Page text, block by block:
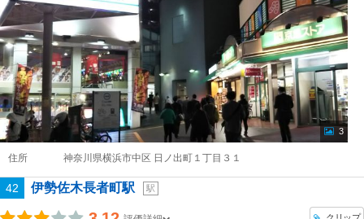
3
住所 神奈川県横浜市中区 日ノ出町１丁目３１
42 伊勢佐木長者町駅 駅